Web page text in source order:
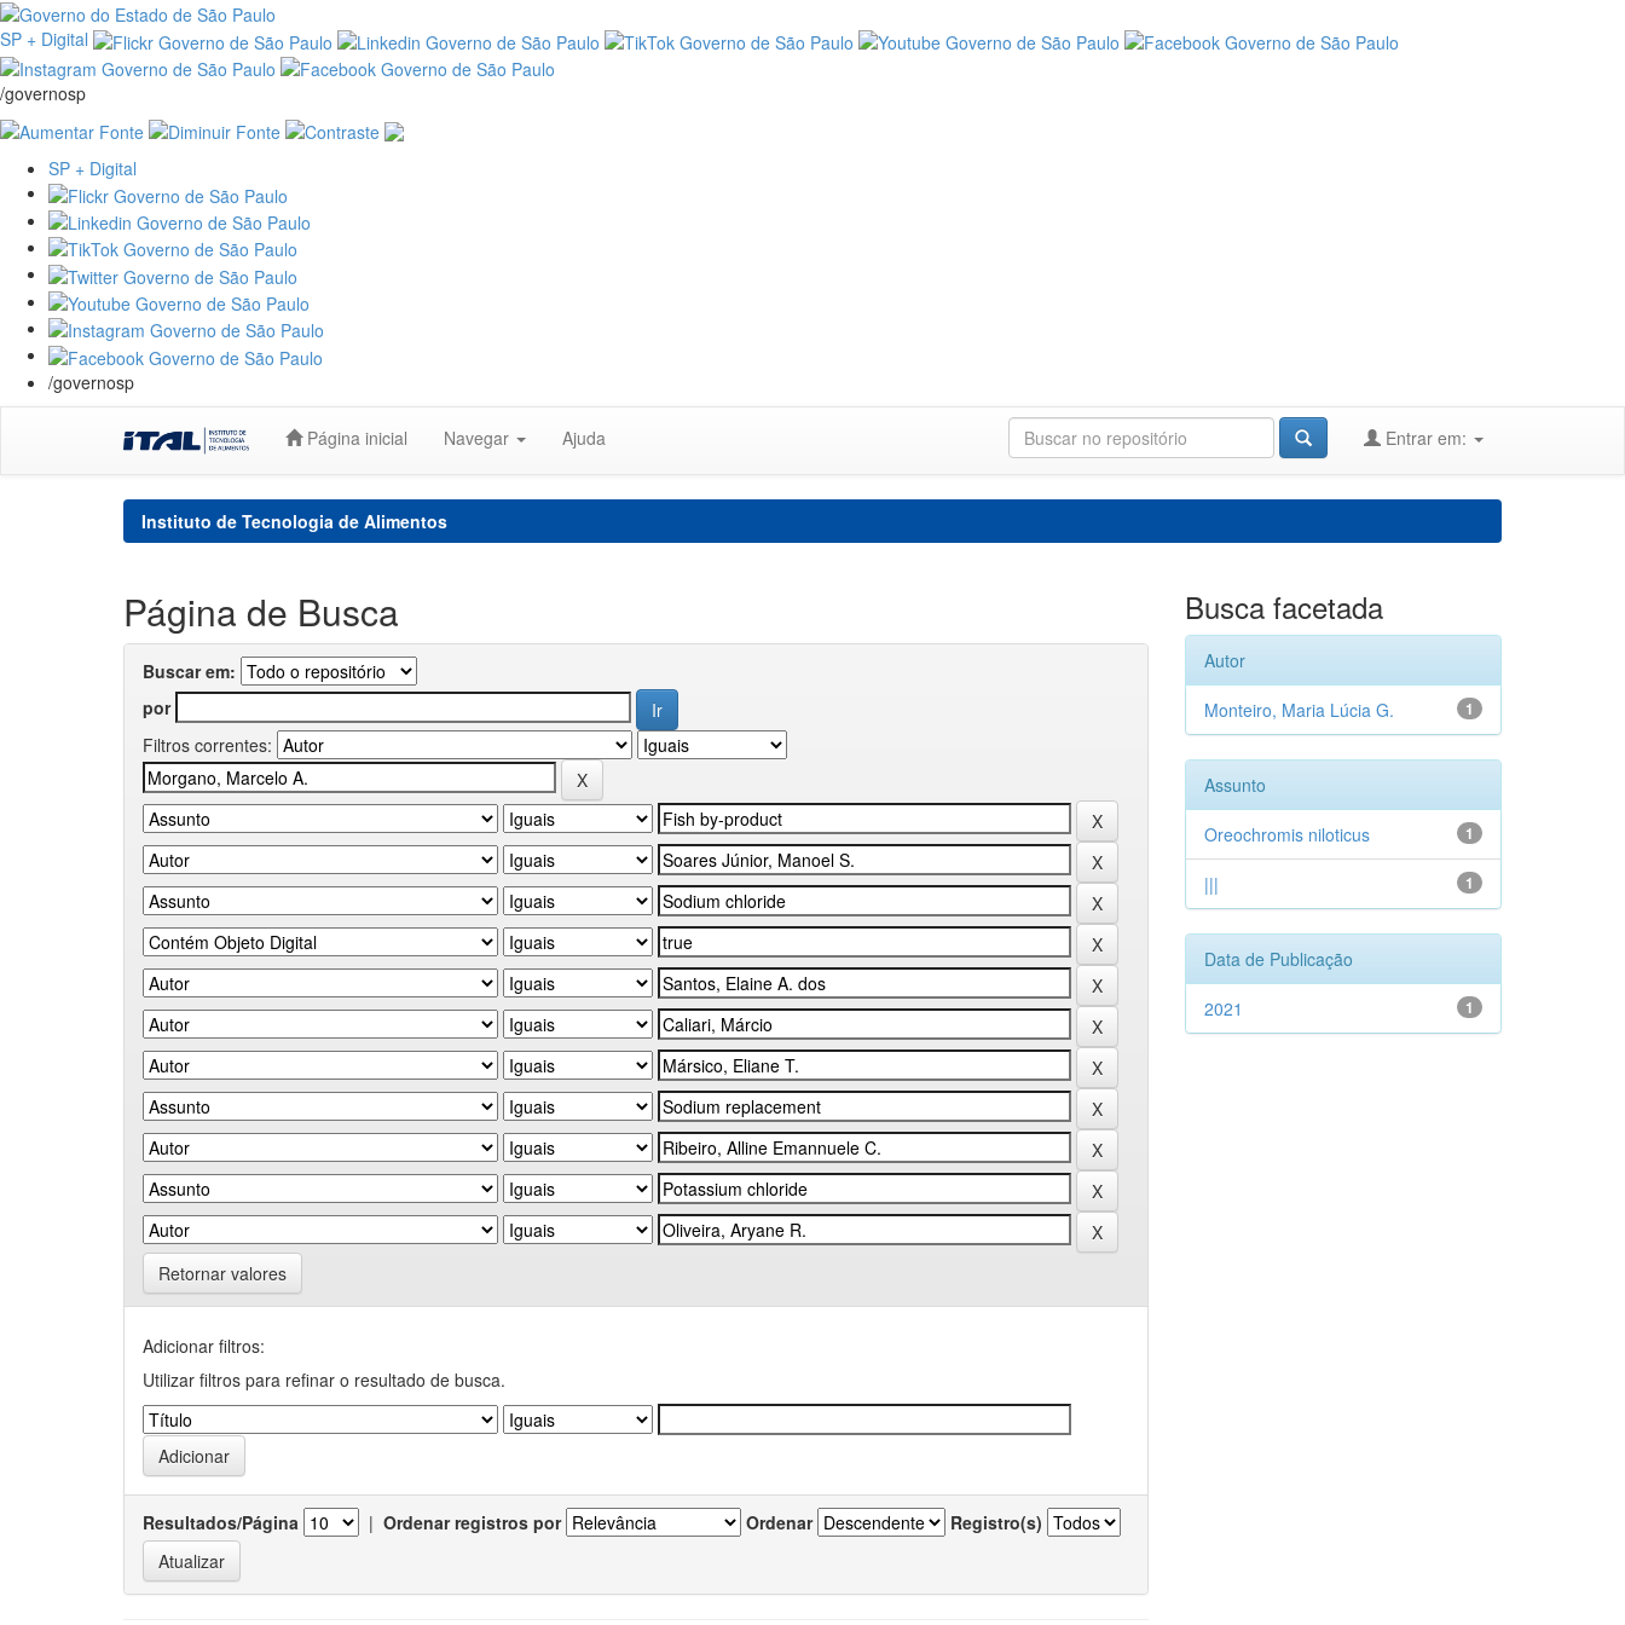
SP + Digital
/governosp
SP + Digital
/governosp
Página inicial Navegar Ajuda Entrar em:
Instituto de Tecnologia de Alimentos
Página de Busca
Buscar em:
por
Filtros correntes:
Retornar valores
Adicionar filtros:
Utilizar filtros para refinar o resultado de busca.
Resultados/Página | Ordenar registros por Ordenar Registro(s)
Busca facetada
Autor
1
Monteiro, Maria Lúcia G.
Assunto
1
Oreochromis niloticus
1
|||
Data de Publicação
1
2021